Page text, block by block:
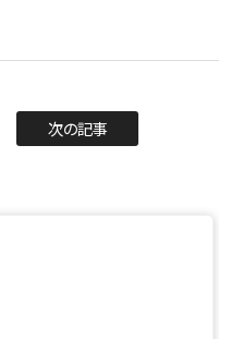
次の記事